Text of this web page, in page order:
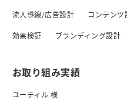
流入導線/広告設計 コンテンツ
効果検証 ブランディング設計
お取り組み実績
ユーティル 様